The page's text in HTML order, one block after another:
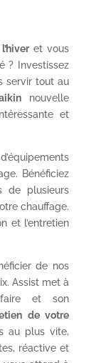
et vous
? Investissez
servir tout au
nouvelle
et
Bénéficiez
de plusieurs
chauffage.
et l’entretien
de nos
Assist met à
faire et son
de votre
au plus vite,
réactive et